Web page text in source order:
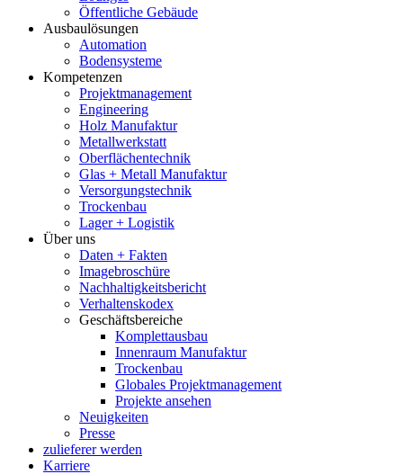
Öffentliche Gebäude
Ausbaulösungen
Automation
Bodensysteme
Kompetenzen
Projektmanagement
Engineering
Holz Manufaktur
Metallwerkstatt
Oberflächentechnik
Glas + Metall Manufaktur
Versorgungstechnik
Trockenbau
Lager + Logistik
Über uns
Daten + Fakten
Imagebroschüre
Nachhaltigkeitsbericht
Verhaltenskodex
Geschäftsbereiche
Komplettausbau
Innenraum Manufaktur
Trockenbau
Globales Projektmanagement
Projekte ansehen
Neuigkeiten
Presse
zulieferer werden
Karriere